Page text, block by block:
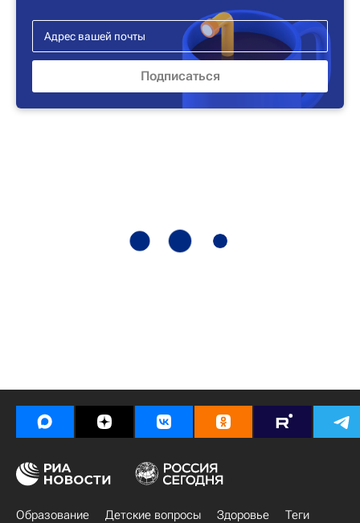
Образование Детские вопросы Здоровье
Теги